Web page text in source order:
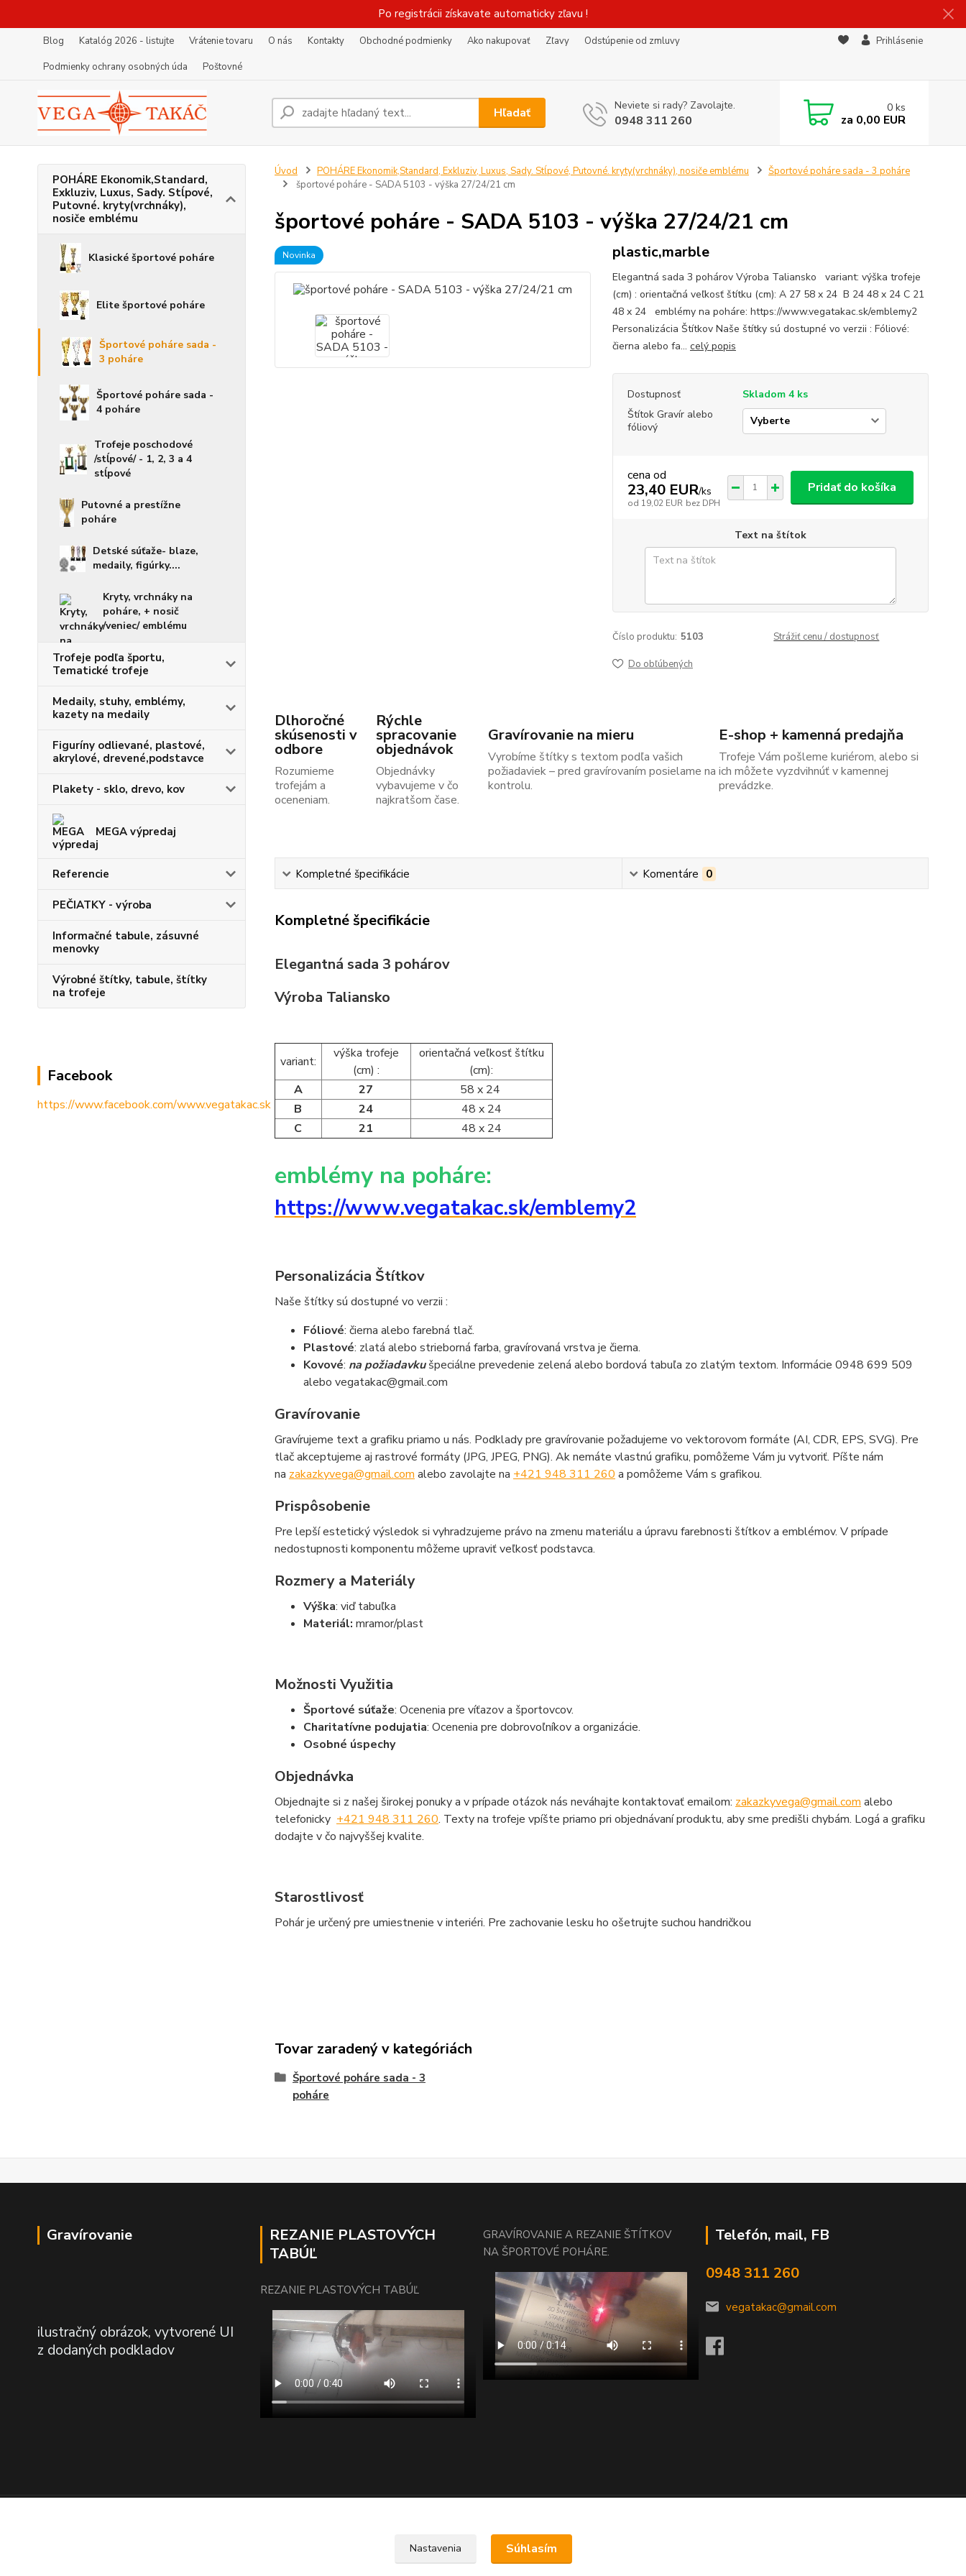
Po registrácii získavate automaticky zľavu !
Blog Katalóg 2026 - listujte Vrátenie tovaru O nás Kontakty Obchodné podmienky Ako nakupovať Zľavy
Odstúpenie od zmluvy
Podmienky ochrany osobných úda
Poštovné
Prihlásenie
Hľadať Neviete si rady? Zavolajte.
0948 311 260
0 ks
za 0,00 EUR
POHÁRE Ekonomik,Standard,
Exkluziv, Luxus, Sady. Stĺpové,
Putovné. kryty(vrchnáky),
nosiče emblému
Klasické športové poháre
Elite športové poháre
Športové poháre sada -
3 poháre
Športové poháre sada -
4 poháre
Trofeje poschodové
/stĺpové/ - 1, 2, 3 a 4
stĺpové
Putovné a prestížne
poháre
Detské súťaže- blaze,
medaily, figúrky....
Kryty, vrchnáky na
poháre, + nosič
/veniec/ emblému
Trofeje podľa športu,
Tematické trofeje
Medaily, stuhy, emblémy,
kazety na medaily
Figuríny odlievané, plastové,
akrylové, drevené,podstavce
Plakety - sklo, drevo, kov
MEGA výpredaj
Referencie
PEČIATKY - výroba
Informačné tabule, zásuvné
menovky
Výrobné štítky, tabule, štítky
na trofeje
Facebook
https://www.facebook.com/www.vegatakac.sk
Úvod POHÁRE Ekonomik,Standard, Exkluziv, Luxus, Sady. Stĺpové, Putovné. kryty(vrchnáky), nosiče emblému
Športové poháre sada - 3 poháre
športové poháre - SADA 5103 - výška 27/24/21 cm
športové poháre - SADA 5103 - výška 27/24/21 cm
Novinka plastic,marble
Elegantná sada 3 pohárov Výroba Taliansko variant: výška trofeje
(cm) : orientačná veľkosť štítku (cm): A 27 58 x 24 B 24 48 x 24 C 21
48 x 24 emblémy na poháre: https://www.vegatakac.sk/emblemy2
Personalizácia Štítkov Naše štítky sú dostupné vo verzii : Fóliové:
čierna alebo fa... celý popis
Dostupnosť
Skladom 4 ks
Štítok Gravír alebo
fóliový
cena od
23,40 EUR/ks
od 19,02 EUR bez DPH
Pridať do košíka
Text na štítok
Číslo produktu: 5103 Strážiť cenu / dostupnosť
Do obľúbených
Dlhoročné
skúsenosti v
odbore
Rozumieme
trofejám a
oceneniam.
Rýchle
spracovanie
objednávok
Objednávky
vybavujeme v čo
najkratšom čase.
Gravírovanie na mieru
Vyrobíme štítky s textom podľa vašich
požiadaviek – pred gravírovaním posielame na
kontrolu.
E-shop + kamenná predajňa
Trofeje Vám pošleme kuriérom, alebo si
ich môžete vyzdvihnúť v kamennej
prevádzke.
Kompletné špecifikácie Komentáre 0
Kompletné špecifikácie
Elegantná sada 3 pohárov
Výroba Taliansko
variant:
výška trofeje
(cm) :
orientačná veľkosť štítku
(cm):
A
27
58 x 24
B
24
48 x 24
C
21 48 x 24
emblémy na poháre:
https://www.vegatakac.sk/emblemy2
Personalizácia Štítkov
Naše štítky sú dostupné vo verzii :
Fóliové: čierna alebo farebná tlač.
Plastové: zlatá alebo strieborná farba, gravírovaná vrstva je čierna.
Kovové: na požiadavkušpeciálne prevedenie zelená alebo bordová tabuľa zo zlatým textom. Informácie 0948 699 509
alebo vegatakac@gmail.com
Gravírovanie
Gravírujeme text a grafiku priamo u nás. Podklady pre gravírovanie požadujeme vo vektorovom formáte (AI, CDR, EPS, SVG). Pre
tlač akceptujeme aj rastrové formáty (JPG, JPEG, PNG). Ak nemáte vlastnú grafiku, pomôžeme Vám ju vytvoriť. Píšte nám
na zakazkyvega@gmail.com alebo zavolajte na +421 948 311 260 a pomôžeme Vám s grafikou.
Prispôsobenie
Pre lepší estetický výsledok si vyhradzujeme právo na zmenu materiálu a úpravu farebnosti štítkov a emblémov. V prípade
nedostupnosti komponentu môžeme upraviť veľkosť podstavca.
Rozmery a Materiály
Výška: viď tabuľka
Materiál: mramor/plast
Možnosti Využitia
Športové súťaže: Ocenenia pre víťazov a športovcov.
Charitatívne podujatia: Ocenenia pre dobrovoľníkov a organizácie.
Osobné úspechy
Objednávka
Objednajte si z našej širokej ponuky a v prípade otázok nás neváhajte kontaktovať emailom: zakazkyvega@gmail.com alebo
telefonicky +421 948 311 260. Texty na trofeje vpíšte priamo pri objednávaní produktu, aby sme predišli chybám. Logá a grafiku
dodajte v čo najvyššej kvalite.
Starostlivosť
Pohár je určený pre umiestnenie v interiéri. Pre zachovanie lesku ho ošetrujte suchou handričkou
Tovar zaradený v kategóriách
Športové poháre sada - 3
poháre
Gravírovanie
ilustračný obrázok, vytvorené UI
z dodaných podkladov
REZANIE PLASTOVÝCH
TABÚĽ
REZANIE PLASTOVÝCH TABÚĽ
GRAVÍROVANIE A REZANIE ŠTÍTKOV
NA ŠPORTOVÉ POHÁRE.
Telefón, mail, FB
0948 311 260
vegatakac@gmail.com
Nastavenia Súhlasím